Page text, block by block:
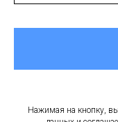
Нажимая на кнопку, вы